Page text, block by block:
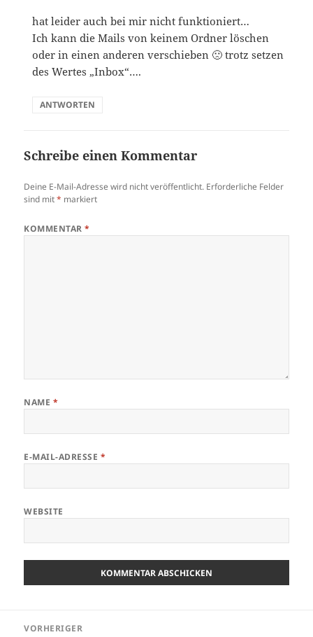
hat leider auch bei mir nicht funktioniert…
Ich kann die Mails von keinem Ordner löschen
oder in einen anderen verschieben 🙁 trotz setzen
des Wertes „Inbox“….
ANTWORTEN
Schreibe einen Kommentar
Deine E-Mail-Adresse wird nicht veröffentlicht. Erforderliche Felder
sind mit* markiert
KOMMENTAR*
NAME *
E-MAIL-ADRESSE *
WEBSITE
VORHERIGER